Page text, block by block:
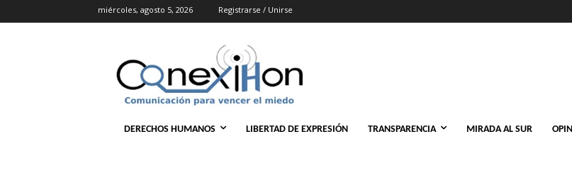
miércoles, agosto 5, 2026 Registrarse / Unirse
DERECHOS HUMANOS LIBERTAD DE EXPRESIÓN TRANSPARENCIA MIRADA AL SUR